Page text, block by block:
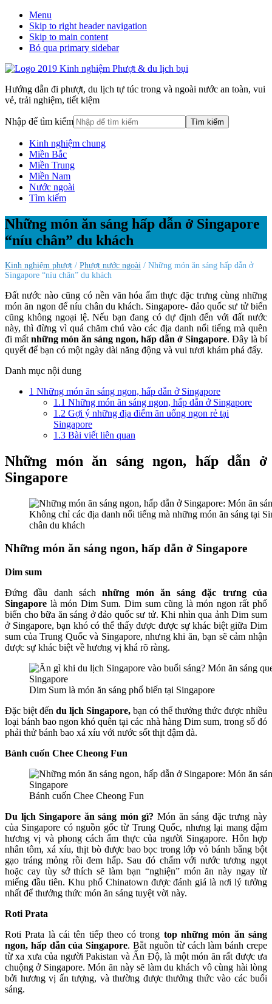
Menu
Skip to right header navigation
Skip to main content
Bỏ qua primary sidebar
Hướng dẫn đi phượt, du lịch tự túc trong và ngoài nước an toàn, vui
vẻ, trải nghiệm, tiết kiệm
Nhập để tìm kiếm
Kinh nghiệm chung
Miền Bắc
Miền Trung
Miền Nam
Nước ngoài
Tìm kiếm
Những món ăn sáng hấp dẫn ở Singapore
“níu chân” du khách
Kinh nghiệm phượt / Phượt nước ngoài / Những món ăn sáng hấp dẫn ở
Singapore “níu chân” du khách
Đất nước nào cũng có nền văn hóa ẩm thực đặc trưng cùng những
món ăn ngon để níu chân du khách. Singapore- đảo quốc sư tử biển
cũng không ngoại lệ. Nếu bạn đang có dự định đến với đất nước
này, thì đừng vì quá chăm chú vào các địa danh nổi tiếng mà quên
đi mất những món ăn sáng ngon, hấp dẫn ở Singapore. Đây là bí
quyết để bạn có một ngày dài năng động và vui tươi khám phá đấy.
Danh mục nội dung
1 Những món ăn sáng ngon, hấp dẫn ở Singapore
1.1 Những món ăn sáng ngon, hấp dẫn ở Singapore
1.2 Gợi ý những địa điểm ăn uống ngon rẻ tại
Singapore
1.3 Bài viết liên quan
Những món ăn sáng ngon, hấp dẫn ở
Singapore
Không chỉ các địa danh nổi tiếng mà những món ăn sáng tại
chân du khách
Những món ăn sáng ngon, hấp dẫn ở Singapore
Dim sum
Đứng đầu danh sáchnhững món ăn sáng đặc trưng của
Singapore là món Dim Sum. Dim sum cũng là món ngon rất phổ
biến cho bữa ăn sáng ở đảo quốc sư tử. Khi nhìn qua ảnh Dim sum
ở Singapore, bạn khó có thể thấy được được sự khác biệt giữa Dim
sum của Trung Quốc và Singapore, nhưng khi ăn, bạn sẽ cảm nhận
được sự khác biệt về hương vị khá rõ ràng.
Dim Sum là món ăn sáng phổ biến tại Singapore
Đặc biệt đến du lịch Singapore, bạn có thể thưởng thức được nhiều
loại bánh bao ngon khó quên tại các nhà hàng Dim sum, trong số đó
phải thử bánh bao xá xíu với nước sốt thịt đậm đà.
Bánh cuốn Chee Cheong Fun
Bánh cuốn Chee Cheong Fun
Du lịch Singapore ăn sáng món gì? Món ăn sáng đặc trưng này
của Singapore có nguồn gốc từ Trung Quốc, nhưng lại mang đậm
hương vị và phong cách ẩm thực của người Singapore. Hỗn hợp
nhân tôm, xá xíu, thịt bò được bao bọc trong lớp vỏ bánh bằng bột
gạo tráng mỏng rồi đem hấp. Sau đó chấm với nước tương ngọt
hoặc cay tùy sở thích sẽ làm bạn “nghiện” món ăn này ngay từ
miếng đầu tiên. Khu phố Chinatown được đánh giá là nơi lý tưởng
nhất để thưởng thức món ăn sáng tuyệt vời này.
Roti Prata
Roti Prata là cái tên tiếp theo có trong top những món ăn sáng
ngon, hấp dẫn của Singapore. Bắt nguồn từ cách làm bánh crepe
từ xa xưa của người Pakistan và Ấn Độ, là một món ăn rất được ưa
chuộng ở Singapore. Món ăn này sẽ làm du khách vô cùng hài lòng
bởi hương vị ấn tượng, và thường được thưởng thức vào các buổi
sáng.